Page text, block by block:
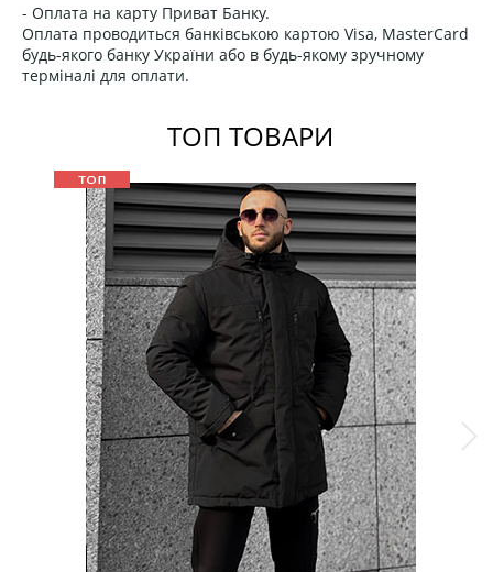
- Оплата на карту Приват Банку.
Оплата проводиться банківською картою Visa, MasterCard
будь-якого банку України або в будь-якому зручному
терміналі для оплати.
ТОП ТОВАРИ